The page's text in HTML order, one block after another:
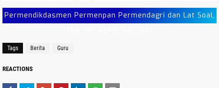
Permendikdasmen Permenpan Permendagri dan Lat Soal,
Tags Berita Guru
REACTIONS